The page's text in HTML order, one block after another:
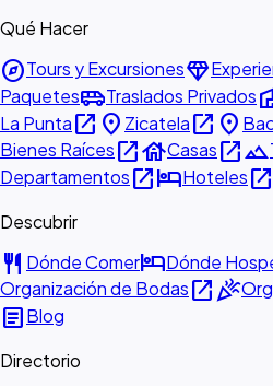
Qué Hacer
exploreTours y Excursionesdiamond
Paquetesairport_shuttleTraslados Privados
La Puntaopen_in_new place Zicatelaopen_in_new place
Bienes Raícesopen_in_newhouseCasasopen_in_newlandscape
Departamentosopen_in_newhotelHotelesopen_in_new
Descubrir
restaurant Dónde ComerhotelDónde
Organización de Bodasopen_in_newcelebration
articleBlog
Directorio